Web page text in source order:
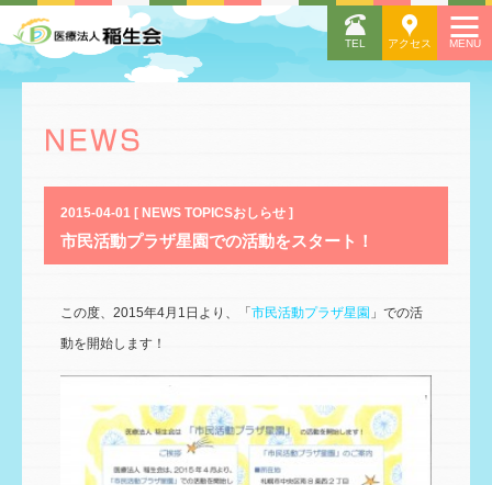
2015-04-01 [ NEWS TOPICSおしらせ ]
市民活動プラザ星園での活動をスタート！
この度、2015年4月1日より、「 市民活動プラザ星園 」での活
動を開始します！